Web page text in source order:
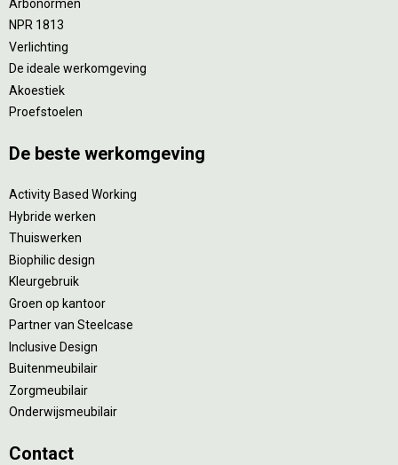
Arbonormen
NPR 1813
Verlichting
De ideale werkomgeving
Akoestiek
Proefstoelen
De beste werkomgeving
Activity Based Working
Hybride werken
Thuiswerken
Biophilic design
Kleurgebruik
Groen op kantoor
Partner van Steelcase
Inclusive Design
Buitenmeubilair
Zorgmeubilair
Onderwijsmeubilair
Contact